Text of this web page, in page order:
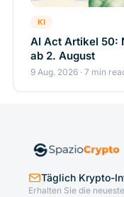
KI
AI Act Artikel 50:
ab 2. August
9 Aug. 2026 · 7 min
Täglich Krypto-
Erhalten Sie die